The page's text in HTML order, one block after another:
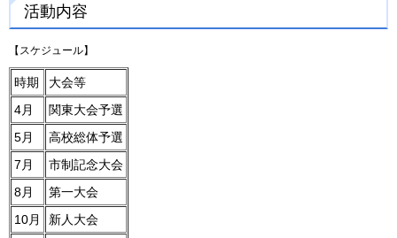
活動内容
【スケジュール】
時期
大会等
4月
関東大会予選
5月
高校総体予選
7月
市制記念大会
8月
第一大会
10月
新人大会